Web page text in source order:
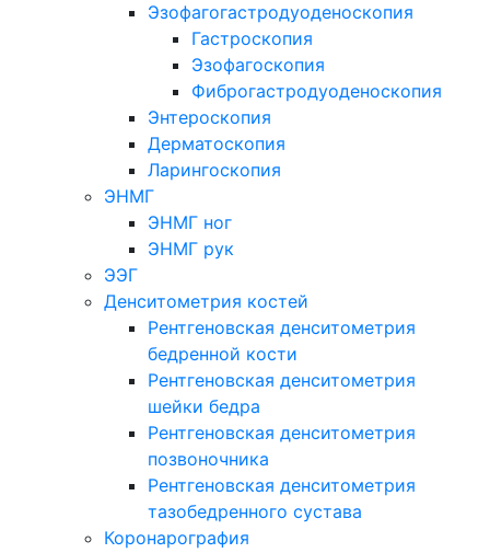
Эзофагогастродуоденоскопия
Гастроскопия
Эзофагоскопия
Фиброгастродуоденоскопия
Энтероскопия
Дерматоскопия
Ларингоскопия
ЭНМГ
ЭНМГ ног
ЭНМГ рук
ЭЭГ
Денситометрия костей
Рентгеновская денситометрия
бедренной кости
Рентгеновская денситометрия
шейки бедра
Рентгеновская денситометрия
позвоночника
Рентгеновская денситометрия
тазобедренного сустава
Коронарография